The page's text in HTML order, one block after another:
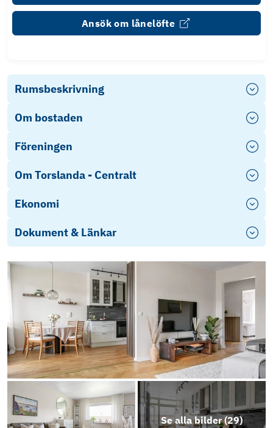
Ansök om lånelöfte
Rumsbeskrivning
Om bostaden
Föreningen
Om Torslanda - Centralt
Ekonomi
Dokument & Länkar
Årsredovisning Torslanda Centrum 2025
Stadgar 2026 Torslanda Centrum
Energideklaration Noleredsv. 15B
Se alla bilder (29)